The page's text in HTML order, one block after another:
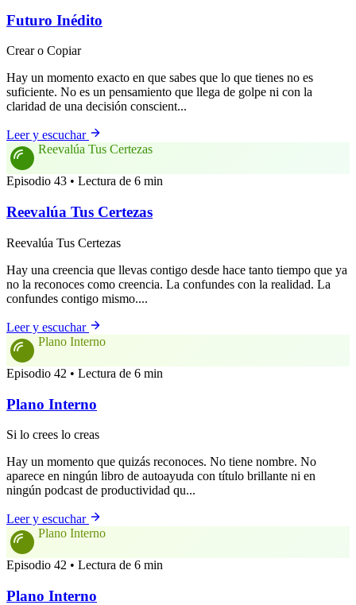
Futuro Inédito
Crear o Copiar
Hay un momento exacto en que sabes que lo que tienes no es
suficiente. No es un pensamiento que llega de golpe ni con la
claridad de una decisión conscient...
Leer y escuchar
Reevalúa Tus Certezas
Episodio 43 • Lectura de 6 min
Reevalúa Tus Certezas
Reevalúa Tus Certezas
Hay una creencia que llevas contigo desde hace tanto tiempo que ya
no la reconoces como creencia. La confundes con la realidad. La
confundes contigo mismo....
Leer y escuchar
Plano Interno
Episodio 42 • Lectura de 6 min
Plano Interno
Si lo crees lo creas
Hay un momento que quizás reconoces. No tiene nombre. No
aparece en ningún libro de autoayuda con título brillante ni en
ningún podcast de productividad qu...
Leer y escuchar
Plano Interno
Episodio 42 • Lectura de 6 min
Plano Interno